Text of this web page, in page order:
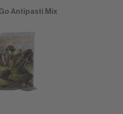
Antipasti Mix